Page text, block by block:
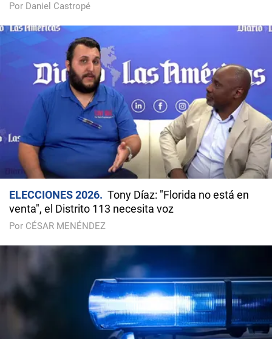
Por Daniel Castropé
ELECCIONES 2026
Tony Díaz: "Florida no está en
venta", el Distrito 113 necesita voz
Por CÉSAR MENÉNDEZ